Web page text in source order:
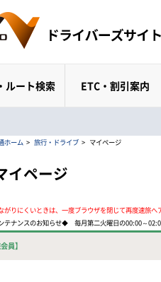
ルート検索 ETC・割引案内
ホーム > 旅行・ドライブ > マイページ
イページ
がりにくいときは、一度ブラウザを閉じて再度速旅へ
テナンスのお知らせ◆ 毎月第二火曜日の00:00～
員】